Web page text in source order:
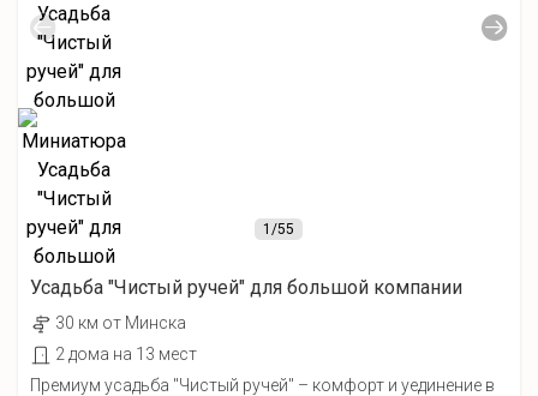
1/55
Усадьба "Чистый ручей" для большой компании
30 км от Минска
2 дома на 13 мест
Премиум усадьба "Чистый ручей" – комфорт и уединение в